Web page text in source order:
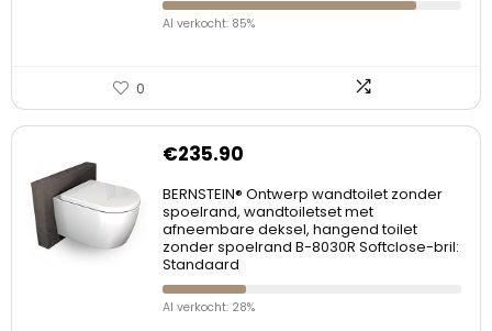
Al verkocht: 85%
0
€235.90
BERNSTEIN® Ontwerp wandtoilet zonder
spoelrand, wandtoiletset met
afneembare deksel, hangend toilet
zonder spoelrand B-8030R Softclose-bril:
Standaard
Al verkocht: 28%